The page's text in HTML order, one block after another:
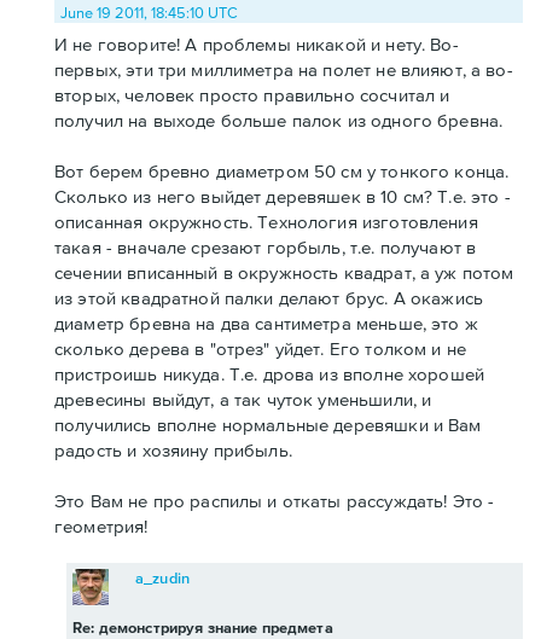
June 19 2011, 18:45:10 UTC
И не говорите! А проблемы никакой и нету. Во-
первых, эти три миллиметра на полет не влияют, а во-
вторых, человек просто правильно сосчитал и
получил на выходе больше палок из одного бревна.
Вот берем бревно диаметром 50 см у тонкого конца.
Сколько из него выйдет деревяшек в 10 см? Т.е. это -
описанная окружность. Технология изготовления
такая - вначале срезают горбыль, т.е. получают в
сечении вписанный в окружность квадрат, а уж потом
из этой квадратной палки делают брус. А окажись
диаметр бревна на два сантиметра меньше, это ж
сколько дерева в "отрез" уйдет. Его толком и не
пристроишь никуда. Т.е. дрова из вполне хорошей
древесины выйдут, а так чуток уменьшили, и
получились вполне нормальные деревяшки и Вам
радость и хозяину прибыль.
Это Вам не про распилы и откаты рассуждать! Это -
геометрия!
Re: демонстрируя знание предмета
a_zudin